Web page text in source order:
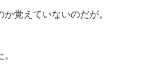
覚えていないのだが。